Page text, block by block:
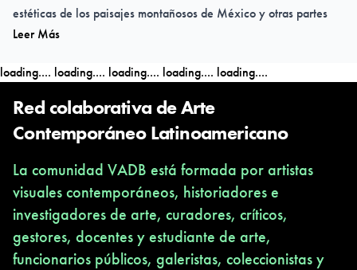
estéticas de los paisajes montañosos de México y otras partes
del mundo.
03 de abril de 2025
12:00 horas
Sala Francisco de la Maza
Canal de YouTube: @iieunam
Leer Más
loading.... loading.... loading.... loading.... loading....
Red colaborativa de Arte
Contemporáneo Latinoamericano
La comunidad VADB está formada por artistas
visuales contemporáneos, historiadores e
investigadores de arte, curadores, críticos,
gestores, docentes y estudiante de arte,
funcionarios públicos, galeristas, coleccionistas y